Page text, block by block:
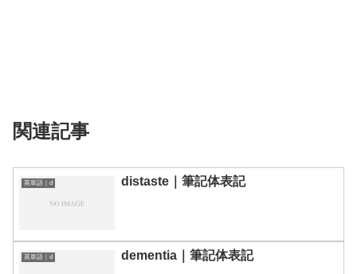
関連記事
英単語｜d distaste｜筆記体表記
英単語｜d dementia｜筆記体表記